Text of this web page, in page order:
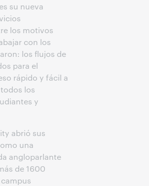
su nueva
los motivos
con los
los flujos de
para el
rápido y fácil a
los
y
abrió sus
una
angloparlante
de 1600